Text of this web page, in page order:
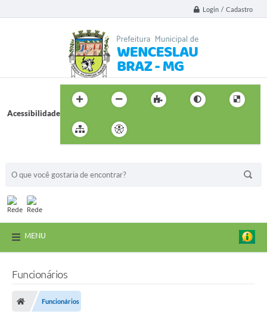
Login / Cadastro
Acessibilidade
MENU
Funcionários
Funcionários